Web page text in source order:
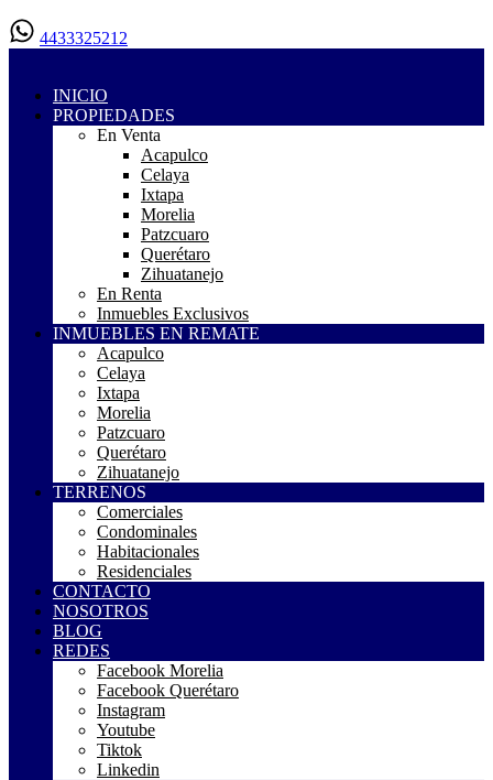
4433325212
INICIO
PROPIEDADES
En Venta
Acapulco
Celaya
Ixtapa
Morelia
Patzcuaro
Querétaro
Zihuatanejo
En Renta
Inmuebles Exclusivos
INMUEBLES EN REMATE
Acapulco
Celaya
Ixtapa
Morelia
Patzcuaro
Querétaro
Zihuatanejo
TERRENOS
Comerciales
Condominales
Habitacionales
Residenciales
CONTACTO
NOSOTROS
BLOG
REDES
Facebook Morelia
Facebook Querétaro
Instagram
Youtube
Tiktok
Linkedin